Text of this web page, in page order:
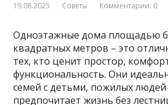
19.08.2025 Советы Комментарии: 0
Одноэтажные дома площадью
квадратных метров – это
тех, кто ценит простор,
функциональность. Они
семей с детьми, пожилых людей
предпочитает жизнь без